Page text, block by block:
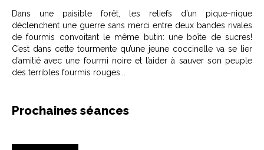
Dans une paisible forêt, les reliefs d’un pique-nique
déclenchent une guerre sans merci entre deux bandes rivales
de fourmis convoitant le même butin: une boîte de sucres!
C’est dans cette tourmente qu’une jeune coccinelle va se lier
d’amitié avec une fourmi noire et l’aider à sauver son peuple
des terribles fourmis rouges...
Prochaines séances